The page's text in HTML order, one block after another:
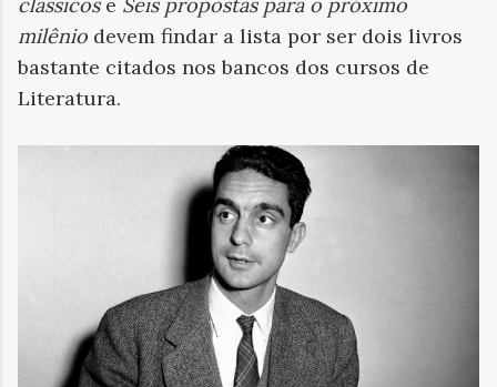
milênio devem findar a lista por ser dois livros
bastante citados nos bancos dos cursos de
Literatura.